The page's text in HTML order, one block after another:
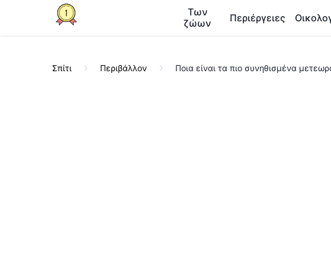
Των
ζώων
Περιέργειες
Σπίτι Περιβάλλον Ποια είναι τα πιο συνηθισμένα